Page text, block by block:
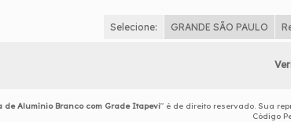
Selecione: GRANDE SÃO PAULO
de Alumínio Branco com Grade Itapevi" é de direito reservado. Sua
Código